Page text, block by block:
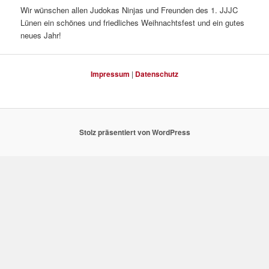
Wir wünschen allen Judokas Ninjas und Freunden des 1. JJJC
Lünen ein schönes und friedliches Weihnachtsfest und ein gutes
neues Jahr!
Impressum | Datenschutz
Stolz präsentiert von WordPress